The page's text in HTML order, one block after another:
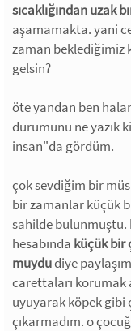
sıcaklığından uzak
aşamamakta. yani
zaman beklediğimiz
gelsin?
öte yandan ben
durumunu ne yazık
insan"da gördüm.
çok sevdiğim bir
bir zamanlar küçük
sahilde bulunmuştu.
hesabında küçük bir
muydudiye
carettaları korumak
uyuyarak köpek gibi
çıkarmadım. o